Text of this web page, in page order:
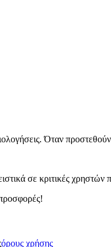
Όταν
σε κριτικές
όρους χρήσης